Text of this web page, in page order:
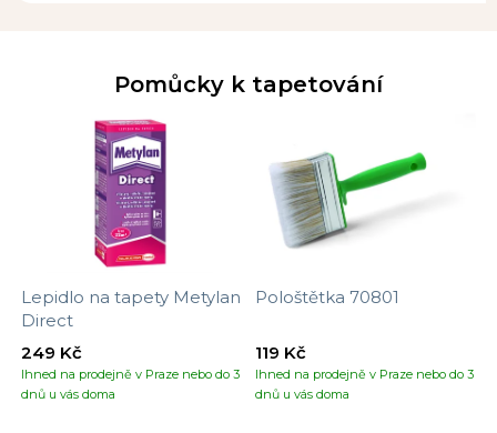
Pomůcky k tapetování
Lepidlo na tapety Metylan
Direct
Ihned na prodejně v Praze nebo do 3
dnů u vás doma
249 Kč
Pološtětka 70801
Ihned na prodejně v Praze nebo do 3
dnů u vás doma
119 Kč